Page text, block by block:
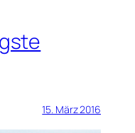
15. März 2016